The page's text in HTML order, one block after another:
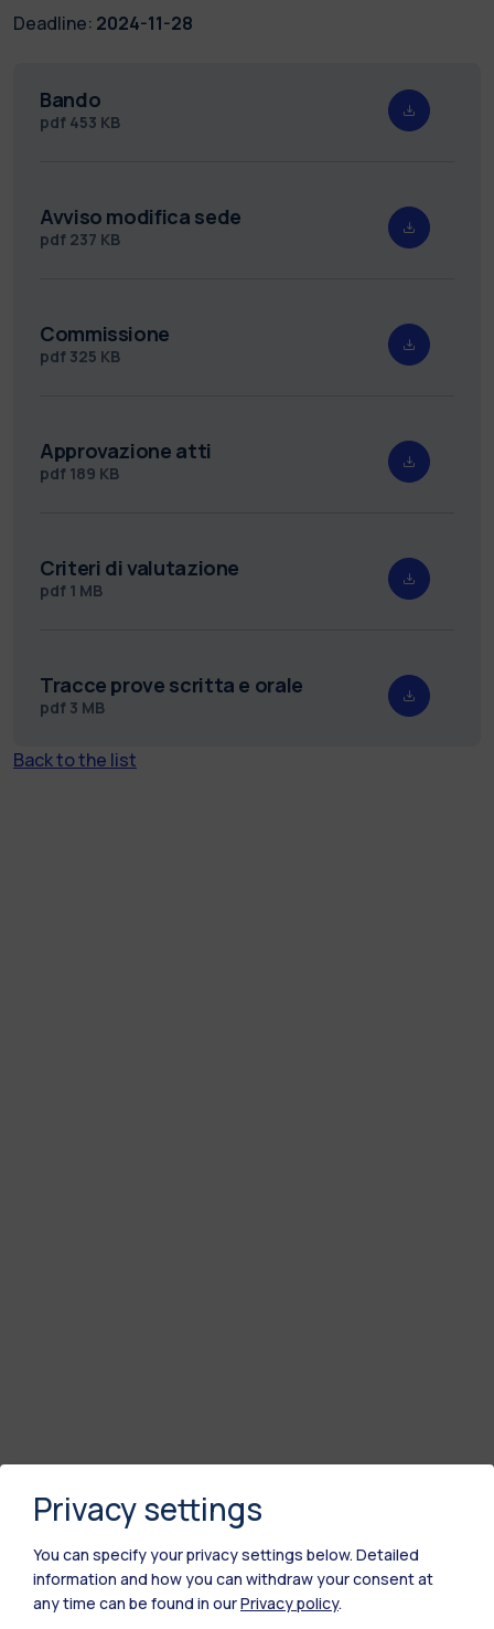
Deadline: 2024-11-28
Bando
pdf 453 KB
Avviso modifica sede
pdf 237 KB
Commissione
pdf 325 KB
Approvazione atti
pdf 189 KB
Criteri di valutazione
pdf 1 MB
Tracce prove scritta e orale
pdf 3 MB
Back to the list
Polimi Community
Privacy settings
You can specify your privacy settings below. Detailed
information and how you can withdraw your consent at
any time can be found in ourPrivacy policy.